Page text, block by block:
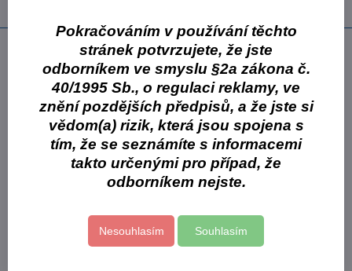
Hlavní vlastnosti A-silikonových hmot Hydrorise:
hyper-hydrokompatibilita (hmota je schopna vytlačit sliny, krev i
vodu z kritických míst díky svým vlastnostem)
tixotropní a biokompatibilní
maximální přesnost v reprodukci detailů
vysoká odolnost proti roztržení při sejmutí
excelentní elastické vlastnosti
Hydrorise REGULAR BODY
Pokračováním v používání těchto
stránek potvrzujete, že jste
odborníkem ve smyslu §2a zákona č.
40/1995 Sb., o regulaci reklamy, ve
znění pozdějších předpisů, a že jste si
vědom(a) rizik, která jsou spojena s
tím, že se seznámíte s informacemi
takto určenými pro případ, že
odborníkem nejste.
Nesouhlasím Souhlasím